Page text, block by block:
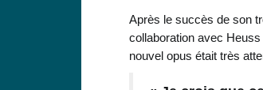
Après le succès de son
collaboration avec
nouvel opus était très